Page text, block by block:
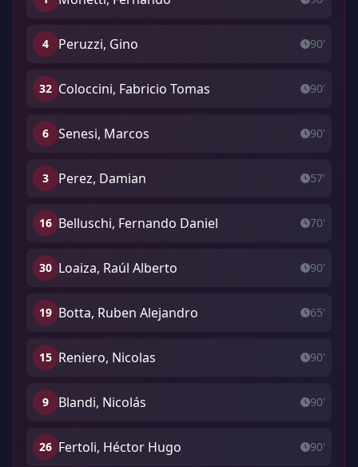
4 Peruzzi, Gino 90'
32 Coloccini, Fabricio Tomas 90'
6 Senesi, Marcos 90'
3 Perez, Damian 57'
16 Belluschi, Fernando Daniel 70'
30 Loaiza, Raúl Alberto 90'
19 Botta, Ruben Alejandro 65'
15 Reniero, Nicolas 90'
9 Blandi, Nicolás 90'
26 Fertoli, Héctor Hugo 90'